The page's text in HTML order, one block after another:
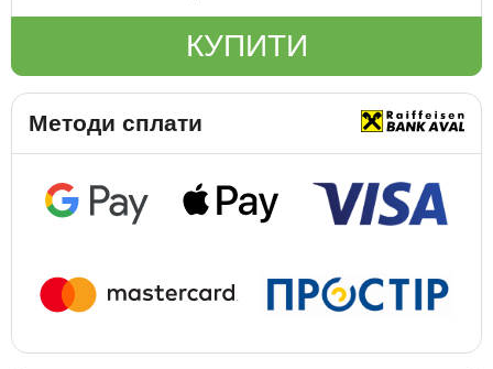
КУПИТИ
Методи сплати